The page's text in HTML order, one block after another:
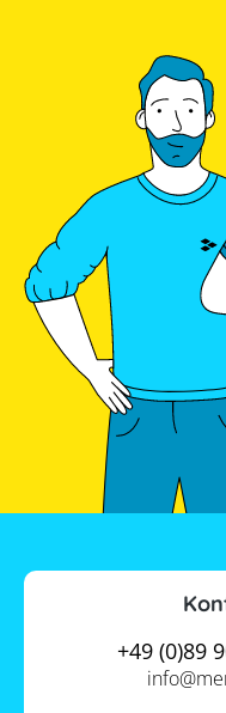
+49 (0)89
info@